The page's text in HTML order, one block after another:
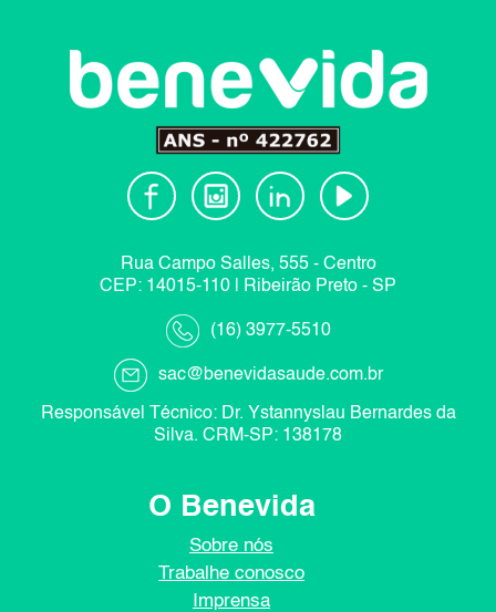
Facebook ÍconeInstagram Ícone
Linkedin ÍconeYoutube Ícone
Rua Campo Salles, 555 - Centro
CEP: 14015-110 | Ribeirão Preto - SP
Telefone ícone
(16) 3977-5510
E-mail ícone
sac@benevidasaude.com.br
Responsável Técnico: Dr. Ystannyslau Bernardes da
Silva. CRM-SP: 138178
O Benevida
Sobre nós
Trabalhe conosco
Imprensa